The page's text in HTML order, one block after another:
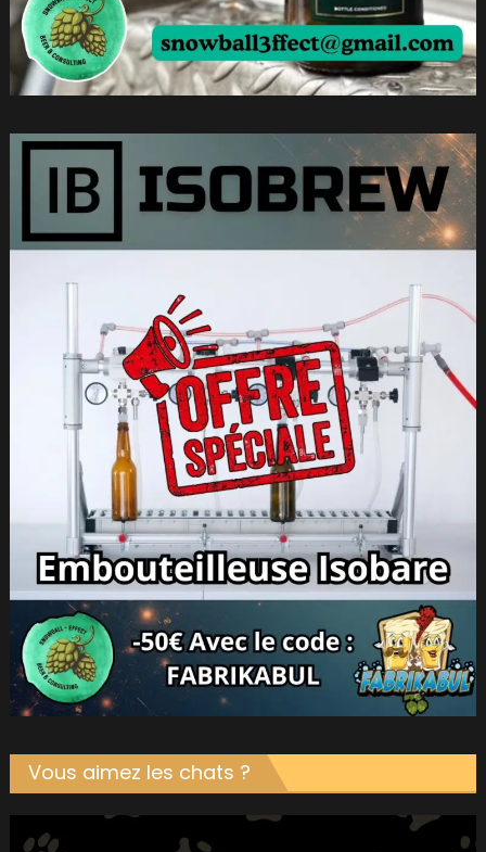
Vous aimez les chats ?